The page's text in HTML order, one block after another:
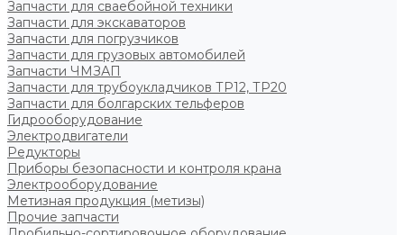
Запчасти для сваебойной техники
Запчасти для экскаваторов
Запчасти для погрузчиков
Запчасти для грузовых автомобилей
Запчасти ЧМЗАП
Запчасти для трубоукладчиков ТР12, ТР20
Запчасти для болгарских тельферов
Гидрооборудование
Электродвигатели
Редукторы
Приборы безопасности и контроля крана
Электрооборудование
Метизная продукция (метизы)
Прочие запчасти